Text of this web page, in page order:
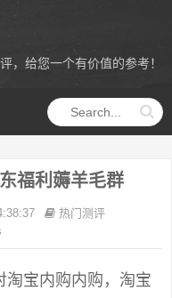
，给您一个有价值的参考！
福利薅羊毛群
热门测评
淘宝内购内购，淘宝